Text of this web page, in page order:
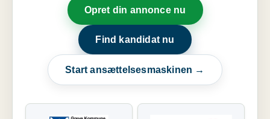
Opret din annonce nu
Find kandidat nu
Start ansættelsesmaskinen →